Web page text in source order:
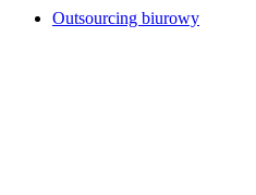
Outsourcing biurowy